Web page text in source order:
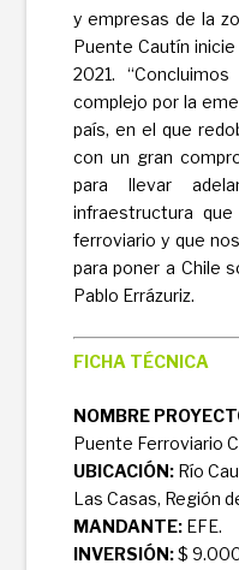
y empresas de la
Puente Cautín
2021.
complejo por la
país, en el que
con un gran
para llevar
infraestructura
ferroviario y que
para poner a Chile
Pablo Errázuriz.
FICHA TÉCNICA
NOMBRE
Puente Ferroviario
UBICACIÓN:Río
Las Casas, Región
MANDANTE:EFE.
INVERSIÓN:$